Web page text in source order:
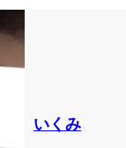
いくみ